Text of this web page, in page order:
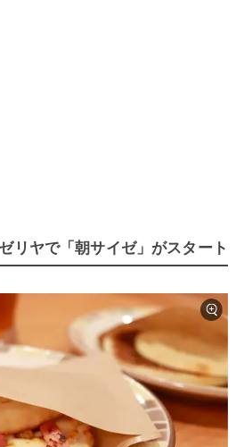
リヤで「朝サイゼ」がスタート